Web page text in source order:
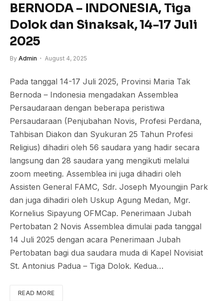
BERNODA – INDONESIA, Tiga
Dolok dan Sinaksak, 14-17 Juli
2025
By Admin August 4, 2025
Pada tanggal 14-17 Juli 2025, Provinsi Maria Tak
Bernoda – Indonesia mengadakan Assemblea
Persaudaraan dengan beberapa peristiwa
Persaudaraan (Penjubahan Novis, Profesi Perdana,
Tahbisan Diakon dan Syukuran 25 Tahun Profesi
Religius) dihadiri oleh 56 saudara yang hadir secara
langsung dan 28 saudara yang mengikuti melalui
zoom meeting. Assemblea ini juga dihadiri oleh
Assisten General FAMC, Sdr. Joseph Myoungjin Park
dan juga dihadiri oleh Uskup Agung Medan, Mgr.
Kornelius Sipayung OFMCap. Penerimaan Jubah
Pertobatan 2 Novis Assemblea dimulai pada tanggal
14 Juli 2025 dengan acara Penerimaan Jubah
Pertobatan bagi dua saudara muda di Kapel Novisiat
St. Antonius Padua – Tiga Dolok. Kedua…
READ MORE